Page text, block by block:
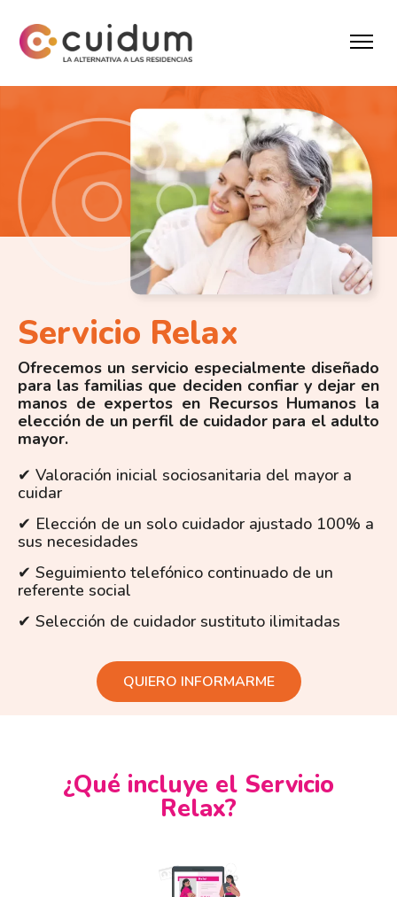
Servicio Relax
Ofrecemos un servicio especialmente diseñado
para las familias que deciden confiar y dejar en
manos de expertos en Recursos Humanos la
elección de un perfil de cuidador para el adulto
mayor.
✔ Valoración inicial sociosanitaria del mayor a
cuidar
✔ Elección de un solo cuidador ajustado 100% a
sus necesidades
✔ Seguimiento telefónico continuado de un
referente social
✔ Selección de cuidador sustituto ilimitadas
QUIERO INFORMARME
¿Qué incluye el Servicio
Relax?